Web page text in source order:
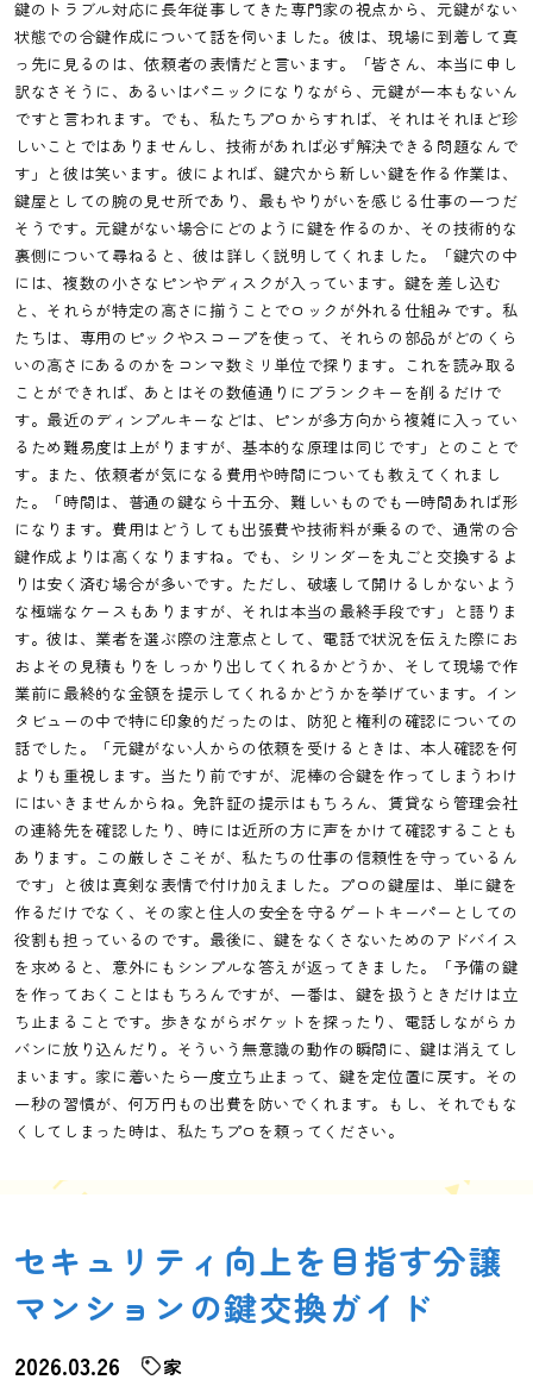
鍵のトラブル対応に長年従事してきた専門家の視点から、元鍵がない
状態での合鍵作成について話を伺いました。彼は、現場に到着して真
っ先に見るのは、依頼者の表情だと言います。「皆さん、本当に申し
訳なさそうに、あるいはパニックになりながら、元鍵が一本もないん
ですと言われます。でも、私たちプロからすれば、それはそれほど珍
しいことではありませんし、技術があれば必ず解決できる問題なんで
す」と彼は笑います。彼によれば、鍵穴から新しい鍵を作る作業は、
鍵屋としての腕の見せ所であり、最もやりがいを感じる仕事の一つだ
そうです。元鍵がない場合にどのように鍵を作るのか、その技術的な
裏側について尋ねると、彼は詳しく説明してくれました。「鍵穴の中
には、複数の小さなピンやディスクが入っています。鍵を差し込む
と、それらが特定の高さに揃うことでロックが外れる仕組みです。私
たちは、専用のピックやスコープを使って、それらの部品がどのくら
いの高さにあるのかをコンマ数ミリ単位で探ります。これを読み取る
ことができれば、あとはその数値通りにブランクキーを削るだけで
す。最近のディンプルキーなどは、ピンが多方向から複雑に入ってい
るため難易度は上がりますが、基本的な原理は同じです」とのことで
す。また、依頼者が気になる費用や時間についても教えてくれまし
た。「時間は、普通の鍵なら十五分、難しいものでも一時間あれば形
になります。費用はどうしても出張費や技術料が乗るので、通常の合
鍵作成よりは高くなりますね。でも、シリンダーを丸ごと交換するよ
りは安く済む場合が多いです。ただし、破壊して開けるしかないよう
な極端なケースもありますが、それは本当の最終手段です」と語りま
す。彼は、業者を選ぶ際の注意点として、電話で状況を伝えた際にお
およその見積もりをしっかり出してくれるかどうか、そして現場で作
業前に最終的な金額を提示してくれるかどうかを挙げています。イン
タビューの中で特に印象的だったのは、防犯と権利の確認についての
話でした。「元鍵がない人からの依頼を受けるときは、本人確認を何
よりも重視します。当たり前ですが、泥棒の合鍵を作ってしまうわけ
にはいきませんからね。免許証の提示はもちろん、賃貸なら管理会社
の連絡先を確認したり、時には近所の方に声をかけて確認することも
あります。この厳しさこそが、私たちの仕事の信頼性を守っているん
です」と彼は真剣な表情で付け加えました。プロの鍵屋は、単に鍵を
作るだけでなく、その家と住人の安全を守るゲートキーパーとしての
役割も担っているのです。最後に、鍵をなくさないためのアドバイス
を求めると、意外にもシンプルな答えが返ってきました。「予備の鍵
を作っておくことはもちろんですが、一番は、鍵を扱うときだけは立
ち止まることです。歩きながらポケットを探ったり、電話しながらカ
バンに放り込んだり。そういう無意識の動作の瞬間に、鍵は消えてし
まいます。家に着いたら一度立ち止まって、鍵を定位置に戻す。その
一秒の習慣が、何万円もの出費を防いでくれます。もし、それでもな
くしてしまった時は、私たちプロを頼ってください。
セキュリティ向上を目指す分譲
マンションの鍵交換ガイド
2026.03.26 家